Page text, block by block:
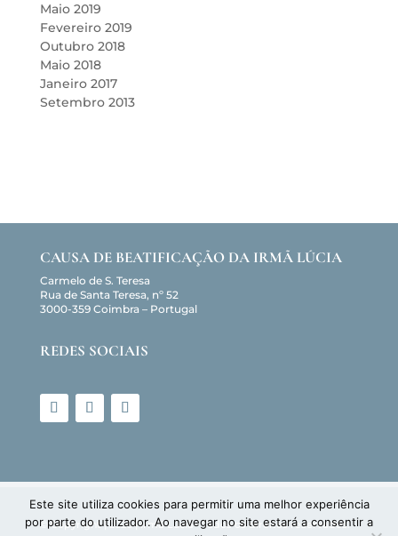
Maio 2019
Fevereiro 2019
Outubro 2018
Maio 2018
Janeiro 2017
Setembro 2013
CAUSA DE BEATIFICAÇÃO DA IRMÃ LÚCIA
Carmelo de S. Teresa
Rua de Santa Teresa, nº 52
3000-359 Coimbra – Portugal
REDES SOCIAIS
© Copyright | 2026 | Irmã Lúcia - Todos os direitos reservados.
Este site utiliza cookies para permitir uma melhor experiência
por parte do utilizador. Ao navegar no site estará a consentir a